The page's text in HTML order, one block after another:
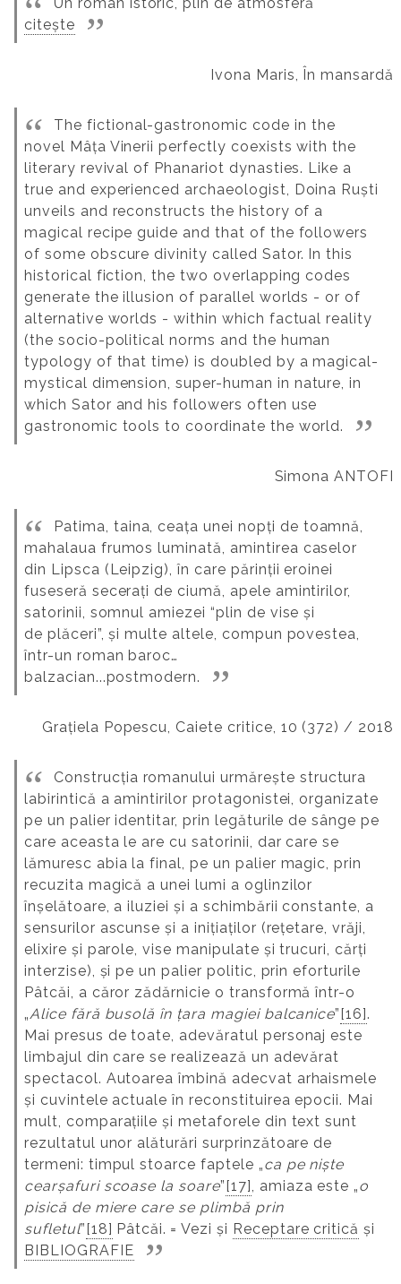
citește
Ivona Maris, În mansardă
The fictional-gastronomic code in the
novel Mâța Vinerii perfectly coexists with the
literary revival of Phanariot dynasties. Like a
true and experienced archaeologist, Doina Ruști
unveils and reconstructs the history of a
magical recipe guide and that of the followers
of some obscure divinity called Sator. In this
historical fiction, the two overlapping codes
generate the illusion of parallel worlds - or of
alternative worlds - within which factual reality
(the socio-political norms and the human
typology of that time) is doubled by a magical-
mystical dimension, super-human in nature, in
which Sator and his followers often use
gastronomic tools to coordinate the world.
Simona ANTOFI
Patima, taina, ceața unei nopți de toamnă,
mahalaua frumos luminată, amintirea caselor
din Lipsca (Leipzig), în care părinții eroinei
fuseseră secerați de ciumă, apele amintirilor,
satorinii, somnul amiezei “plin de vise și
de plăceri”, și multe altele, compun povestea,
într-un roman baroc…
balzacian...postmodern.
Grațiela Popescu, Caiete critice, 10 (372) / 2018
Construcția romanului urmărește structura
labirintică a amintirilor protagonistei, organizate
pe un palier identitar, prin legăturile de sânge pe
care aceasta le are cu satorinii, dar care se
lămuresc abia la final, pe un palier magic, prin
recuzita magică a unei lumi a oglinzilor
înșelătoare, a iluziei și a schimbării constante, a
sensurilor ascunse și a inițiaților (rețetare, vrăji,
elixire și parole, vise manipulate și trucuri, cărți
interzise), și pe un palier politic, prin eforturile
Pâtcăi, a căror zădărnicie o transformă într-o
„Alice fără busolă în țara magiei balcanice”[16].
Mai presus de toate, adevăratul personaj este
limbajul din care se realizează un adevărat
spectacol. Autoarea îmbină adecvat arhaismele
și cuvintele actuale în reconstituirea epocii. Mai
mult, comparațiile și metaforele din text sunt
rezultatul unor alăturări surprinzătoare de
termeni: timpul stoarce faptele „ca pe niște
cearșafuri scoase la soare”[17] , amiaza este „o
pisică de miere care se plimbă prin
sufletul”[18] Pâtcăi. = Vezi și Receptare critică și
BIBLIOGRAFIE